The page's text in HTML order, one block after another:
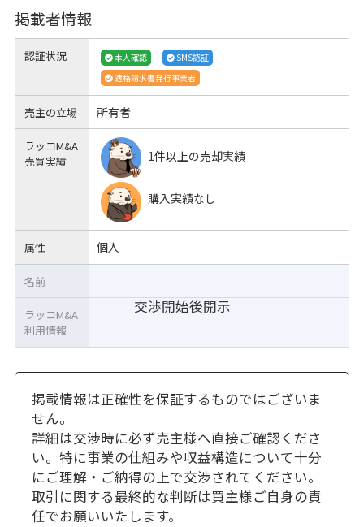
掲載者情報
認証状況 本人確認
SMS認証
適格請求書発行事業者
売主の立場 所有者
ラッコM&A
売買実績
1件以上の売却実績
購入実績なし
属性 個人
交渉開始後開示
名前
ラッコM&A
利用情報
掲載情報は正確性を保証するものではございま
せん。
詳細は交渉時に必ず売主様へ直接ご確認くださ
い。特に事業の仕組みや収益構造について十分
にご理解・ご納得の上で交渉されてください。
取引に関する最終的な判断は買主様ご自身の責
任でお願いいたします。